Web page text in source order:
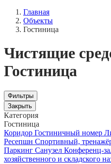
Главная
Объекты
Гостиница
Чистящие
Гостиница
Фильтры
Закрыть
Категория
Гостиница
Коридор Гостиничный номер
Ресепшн Спортивный,
Паркинг Санузел Конференц-
хозяйственного и складского